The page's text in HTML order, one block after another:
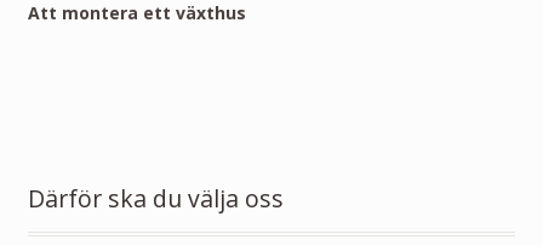
Att montera ett växthus
Därför ska du välja oss